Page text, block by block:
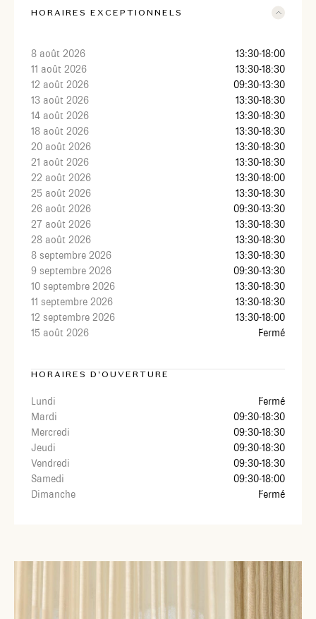
HORAIRES EXCEPTIONNELS
8 août 2026
13:30-18:00
11 août 2026
13:30-18:30
12 août 2026
09:30-13:30
13 août 2026
13:30-18:30
14 août 2026
13:30-18:30
18 août 2026
13:30-18:30
20 août 2026
13:30-18:30
21 août 2026
13:30-18:30
22 août 2026
13:30-18:00
25 août 2026
13:30-18:30
26 août 2026
09:30-13:30
27 août 2026
13:30-18:30
28 août 2026
13:30-18:30
8 septembre 2026
13:30-18:30
9 septembre 2026
09:30-13:30
10 septembre 2026
13:30-18:30
11 septembre 2026
13:30-18:30
12 septembre 2026
13:30-18:00
15 août 2026
Fermé
HORAIRES D'OUVERTURE
Lundi
Fermé
Mardi
09:30-18:30
Mercredi
09:30-18:30
Jeudi
09:30-18:30
Vendredi
09:30-18:30
Samedi
09:30-18:00
Dimanche
Fermé